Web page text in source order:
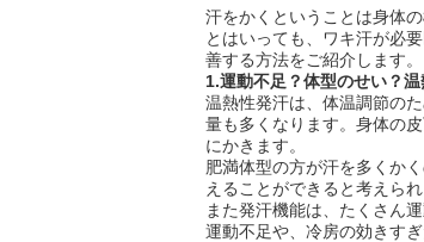
汗をかくということは身体
とはいっても、ワキ汗が必
善する方法をご紹介します。
1.運動不足？体型のせい？
温熱性発汗は、体温調節の
量も多くなります。身体の
にかきます。
肥満体型の方が汗を多くか
えることができると考えられ
また発汗機能は、たくさん
運動不足や、冷房の効きす